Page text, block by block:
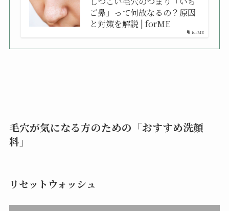
forME
ご鼻」って何故なるの？原因
と対策を解説 | forME
毛穴が気になる方のための「おすすめ洗顔
料」
リセットウォッシュ